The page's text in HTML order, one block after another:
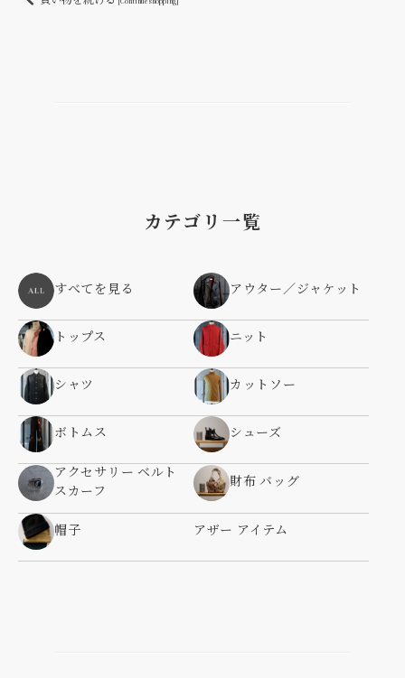
カテゴリ一覧
すべてを見る アウター／ジャケット
トップス ニット
シャツ カットソー
ボトムス シューズ
アクセサリー ベルト
スカーフ
財布 バッグ
帽子 アザー アイテム